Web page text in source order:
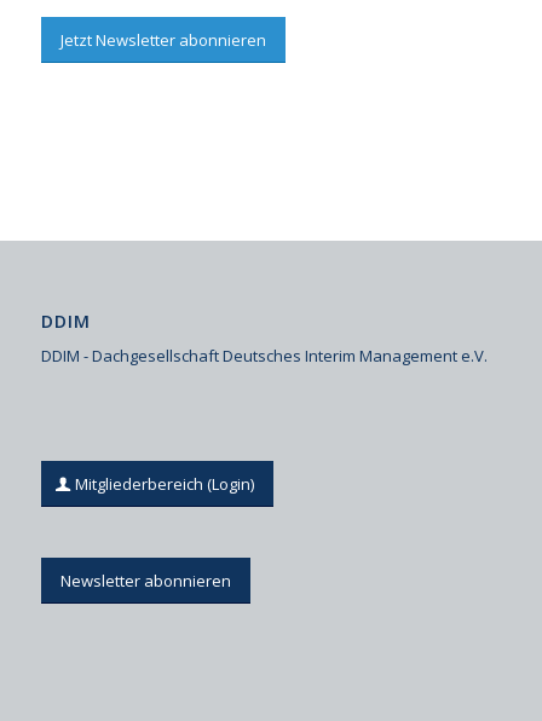
Jetzt Newsletter abonnieren
DDIM
DDIM - Dachgesellschaft Deutsches Interim Management e.V.
Mitgliederbereich (Login)
Newsletter abonnieren